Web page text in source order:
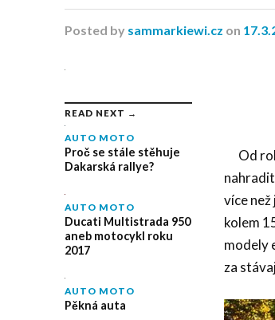
Posted by sammarkiewi.cz on
READ NEXT →
AUTO MOTO
Proč se stále stěhuje
Dakarská rallye?
AUTO MOTO
Ducati Multistrada 950
aneb motocykl roku
2017
AUTO MOTO
Pěkná auta
Od
více
kolem
modely
za